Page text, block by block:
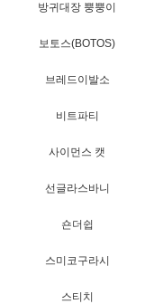
방귀대장 뿡뿡이
보토스(BOTOS)
브레드이발소
비트파티
사이먼스 캣
선글라스바니
숀더쉽
스미코구라시
스티치